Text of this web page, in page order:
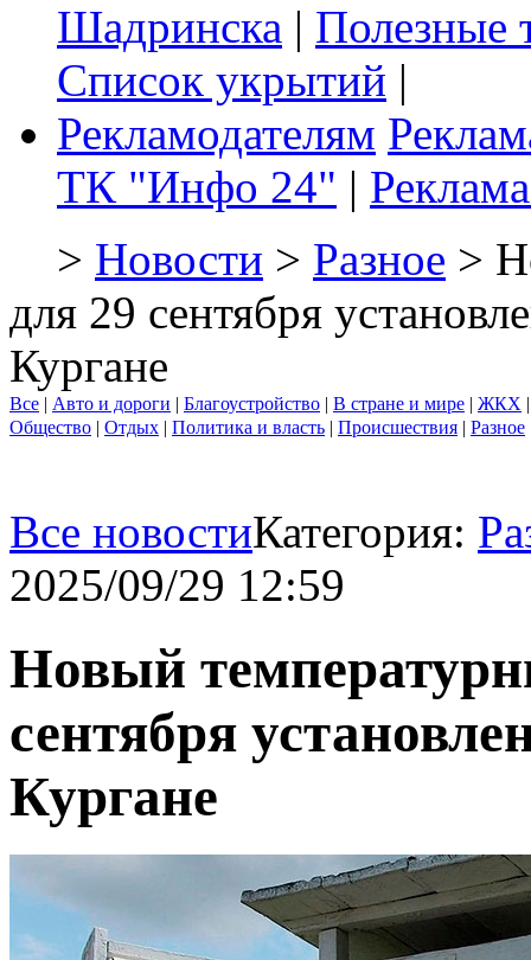
Шадринска | Полезные
Список укрытий |
Рекламодателям
ТК "Инфо 24" |
> Новости > Разное >
для 29 сентября
Кургане
Все | Авто и дороги | Благоустройство | В стране и мире | ЖКХ
Общество | Отдых | Политика и власть | Происшествия | Разное
Все новостиКатегория:
2025/09/29 12:59
Новый
сентября
Кургане